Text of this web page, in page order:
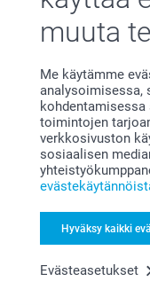
muuta
Me käytämme
analysoimisessa,
toimintojen
verkkosivuston
sosiaalisen
Hyväksy kaikki
Evästeasetukset